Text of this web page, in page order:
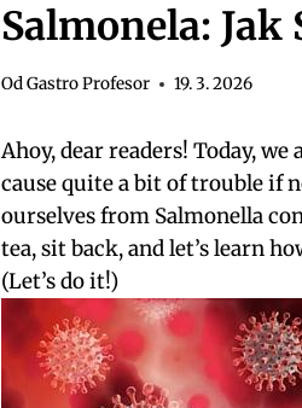
Salmonela: Jak
OdGastro Profesor 19. 3. 2026
Ahoy, dear readers! Today,
cause quite a bit of trouble if
ourselves from Salmonella
tea, sit back, and let’s learn
(Let’s do it!)